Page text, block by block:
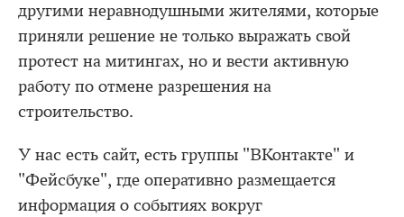
другими неравнодушными жителями, которые
приняли решение не только выражать свой
протест на митингах, но и вести активную
работу по отмене разрешения на
строительство.
У нас есть сайт, есть группы "ВКонтакте" и
"Фейсбуке", где оперативно размещается
информация о событиях вокруг